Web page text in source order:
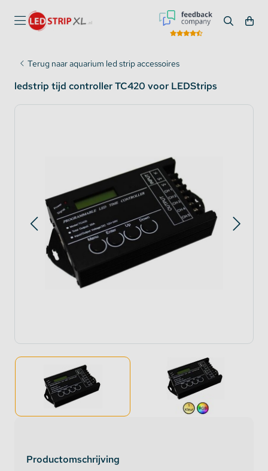
Terug naar aquarium led strip accessoires
ledstrip tijd controller TC420 voor LEDStrips
Productomschrijving